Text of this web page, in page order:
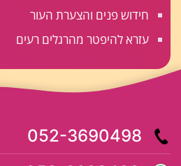
חידוש פנים והצערת העור
עזרא להיפטר מהרגלים רעים
052-3690498